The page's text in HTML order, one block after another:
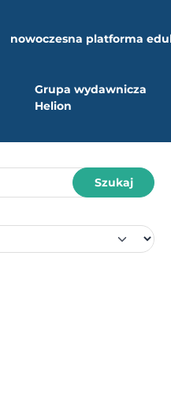
nowoczesna platforma
Grupa wydawnicza
Helion
Szukaj